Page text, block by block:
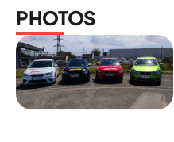
PHOTOS